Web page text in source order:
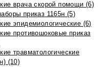
врача скорой помощи (6)
приказ 1165н (5)
эпидемиологические (6)
противошоковые приказ
травматологические
(10)